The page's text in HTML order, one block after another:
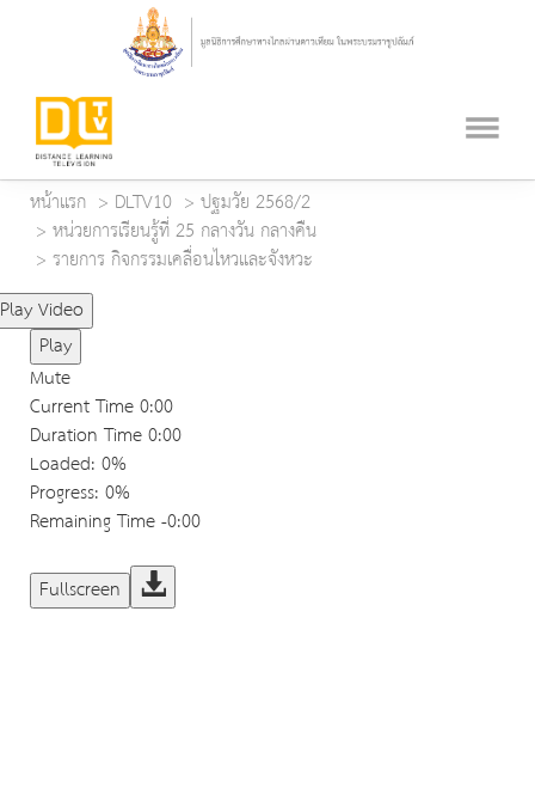
หน้าแรก DLTV10
ปฐมวัย 2568/2
หน่วยการเรียนรู้ที่ 25 กลางวัน กลางคืน
รายการ กิจกรรมเคลื่อนไหวและจังหวะ
Play Video
Play
Mute
Current Time0:00
Duration Time0:00
Loaded: 0%
Progress: 0%
Remaining Time-0:00
Fullscreen